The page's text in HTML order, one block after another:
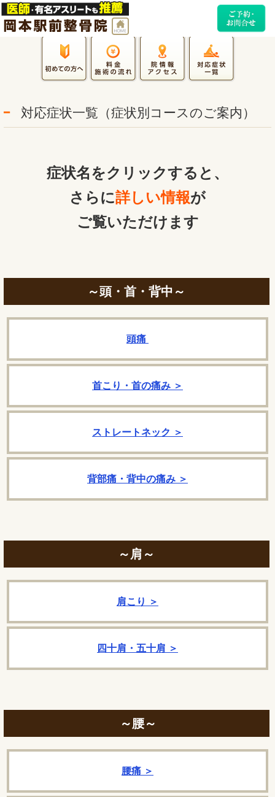
対応症状一覧（症状別コースのご案内）
症状名をクリックすると、
さらに詳しい情報が
ご覧いただけます
～頭・首・背中～
頭痛
首こり・首の痛み ＞
ストレートネック ＞
背部痛・背中の痛み ＞
～肩～
肩こり ＞
四十肩・五十肩 ＞
～腰～
腰痛 ＞